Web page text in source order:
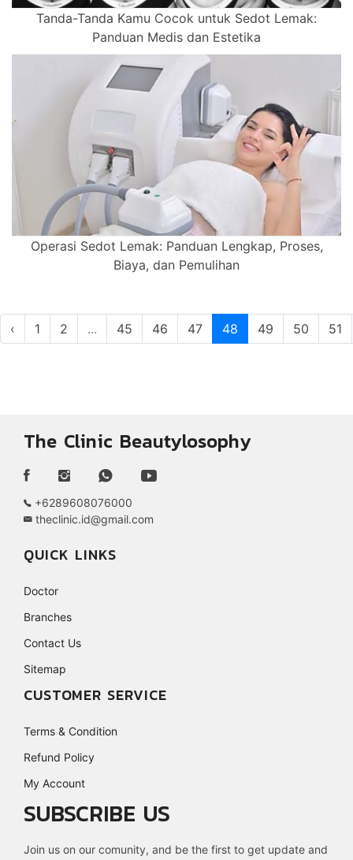
Tanda-Tanda Kamu Cocok untuk Sedot Lemak:
Panduan Medis dan Estetika
Operasi Sedot Lemak: Panduan Lengkap, Proses,
Biaya, dan Pemulihan
‹ 1 2 ... 45 46 47 48 49 50 51
The Clinic Beautylosophy
+6289608076000
theclinic.id@gmail.com
QUICK LINKS
Doctor
Branches
Contact Us
Sitemap
CUSTOMER SERVICE
Terms & Condition
Refund Policy
My Account
SUBSCRIBE US
Join us on our comunity, and be the first to get update and